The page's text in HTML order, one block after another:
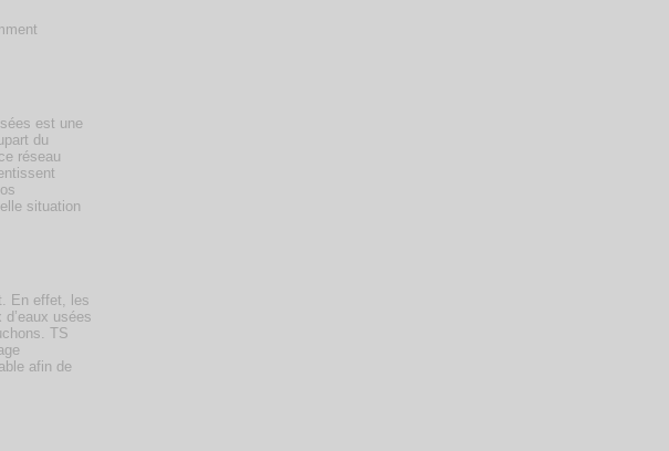
est une
du
réseau
situation
En effet, les
usées
TS
afin de